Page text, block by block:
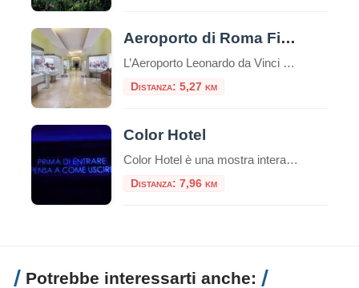
Aeroporto di Roma Fiumicino: esposte tre sculture etrusche di inestimabile valore
L’Aeroporto Leonardo da Vinci di Fiumicino aggiunge un nuovo tassello al suo percorso di valorizzazione culturale con l’inaugurazione dell’esposizione “Etruschi per l’eternità”, una mostra che celebra la raffinatezza della civiltà etrusca attraverso tre sculture provenienti dalle collezioni del Museo Nazionale Etrusco di Villa Giulia. Questo progetto rappresenta una straordinaria opportunità per migliaia di passeggeri, che possono immergersi […]
Distanza: 5,27 km
Color Hotel
Color Hotel è una mostra interattiva permanente composta da 11 sale tematiche che prende le sembianze di un hotel incantevole! Una sorprendente area interattiva permanente dedicata al gioco e al puro divertimento. E’ ospitato negli spazi di The Wow Side Shopping Centre (ex Parco Leonardo) a Fiumicino. Al confine tra realtà e sogno, questo spazio di 4.000 mq, custodisce al suo interno incredibili sorprese […]
Distanza: 7,96 km
Potrebbe interessarti anche: